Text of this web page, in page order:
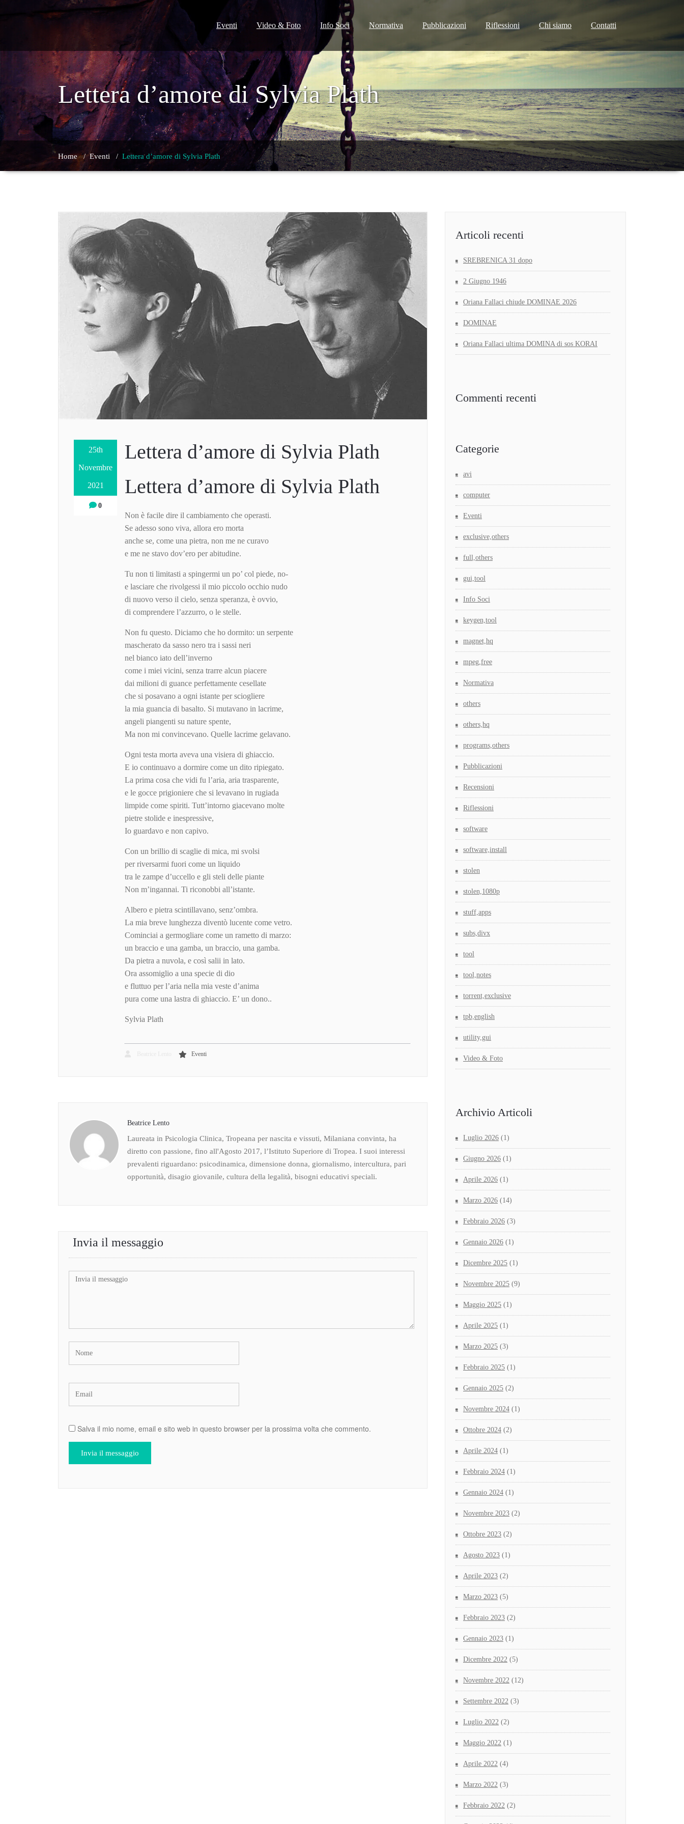
Eventi Video & Foto Info Soci Normativa Pubblicazioni Riflessioni Chi siamo Contatti
Lettera d’amore di Sylvia Plath
Home/Eventi / Lettera d’amore di Sylvia Plath
25th
Novembre
2021
0
Lettera d’amore di Sylvia Plath
Lettera d’amore di Sylvia Plath
Non è facile dire il cambiamento che operasti.
Se adesso sono viva, allora ero morta
anche se, come una pietra, non me ne curavo
e me ne stavo dov’ero per abitudine.
Tu non ti limitasti a spingermi un po’ col piede, no-
e lasciare che rivolgessi il mio piccolo occhio nudo
di nuovo verso il cielo, senza speranza, è ovvio,
di comprendere l’azzurro, o le stelle.
Non fu questo. Diciamo che ho dormito: un serpente
mascherato da sasso nero tra i sassi neri
nel bianco iato dell’inverno
come i miei vicini, senza trarre alcun piacere
dai milioni di guance perfettamente cesellate
che si posavano a ogni istante per sciogliere
la mia guancia di basalto. Si mutavano in lacrime,
angeli piangenti su nature spente,
Ma non mi convincevano. Quelle lacrime gelavano.
Ogni testa morta aveva una visiera di ghiaccio.
E io continuavo a dormire come un dito ripiegato.
La prima cosa che vidi fu l’aria, aria trasparente,
e le gocce prigioniere che si levavano in rugiada
limpide come spiriti. Tutt’intorno giacevano molte
pietre stolide e inespressive,
Io guardavo e non capivo.
Con un brillio di scaglie di mica, mi svolsi
per riversarmi fuori come un liquido
tra le zampe d’uccello e gli steli delle piante
Non m’ingannai. Ti riconobbi all’istante.
Albero e pietra scintillavano, senz’ombra.
La mia breve lunghezza diventò lucente come vetro.
Cominciai a germogliare come un rametto di marzo:
un braccio e una gamba, un braccio, una gamba.
Da pietra a nuvola, e così salii in lato.
Ora assomiglio a una specie di dio
e fluttuo per l’aria nella mia veste d’anima
pura come una lastra di ghiaccio. E’ un dono..
Sylvia Plath
Eventi
Beatrice Lento
Laureata in Psicologia Clinica, Tropeana per nascita e vissuti, Milaniana convinta, ha
diretto con passione, fino all'Agosto 2017, l’Istituto Superiore di Tropea. I suoi interessi
prevalenti riguardano: psicodinamica, dimensione donna, giornalismo, intercultura, pari
opportunità, disagio giovanile, cultura della legalità, bisogni educativi speciali.
Invia il messaggio
Salva il mio nome, email e sito web in questo browser per la prossima volta che commento.
Articoli recenti
SREBRENICA 31 dopo
2 Giugno 1946
Oriana Fallaci chiude DOMINAE 2026
DOMINAE
Oriana Fallaci ultima DOMINA di sos KORAI
Commenti recenti
Categorie
avi
computer
Eventi
exclusive,others
full,others
gui,tool
Info Soci
keygen,tool
magnet,hq
mpeg,free
Normativa
others
others,hq
programs,others
Pubblicazioni
Recensioni
Riflessioni
software
software,install
stolen
stolen,1080p
stuff,apps
subs,divx
tool
tool,notes
torrent,exclusive
tpb,english
utility,gui
Video & Foto
Archivio Articoli
Luglio 2026 (1)
Giugno 2026 (1)
Aprile 2026 (1)
Marzo 2026 (14)
Febbraio 2026 (3)
Gennaio 2026 (1)
Dicembre 2025 (1)
Novembre 2025 (9)
Maggio 2025 (1)
Aprile 2025 (1)
Marzo 2025 (3)
Febbraio 2025 (1)
Gennaio 2025 (2)
Novembre 2024 (1)
Ottobre 2024 (2)
Aprile 2024 (1)
Febbraio 2024 (1)
Gennaio 2024 (1)
Novembre 2023 (2)
Ottobre 2023 (2)
Agosto 2023 (1)
Aprile 2023 (2)
Marzo 2023 (5)
Febbraio 2023 (2)
Gennaio 2023 (1)
Dicembre 2022 (5)
Novembre 2022 (12)
Settembre 2022 (3)
Luglio 2022 (2)
Maggio 2022 (1)
Aprile 2022 (4)
Marzo 2022 (3)
Febbraio 2022 (2)